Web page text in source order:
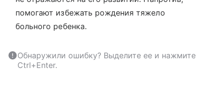
помогают избежать рождения тяжело
больного ребенка.
Обнаружили ошибку? Выделите ее и нажмите
Ctrl+Enter.